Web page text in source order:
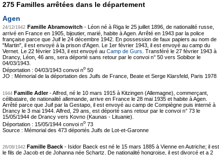
275 Familles arrêtées dans le département
Agen
24/12/1942 Famille Abramowitch - Léon né à Riga le 25 juillet 1896, de nationalité russe,
arrivé en France en 1905, bijoutier, marié, habite à Agen. Arrêté en 1943 par la police
française parce que Juif le 24 décembre 1942. En possession de faux papiers au nom de
"Martin", il est envoyé à la prison d'Agen. Le 1er février 1943, il est envoyé au camp du
Vernet. Le 22 février 1943, il est envoyé au Camp de Gurs . Transféré le 27 février 1943 à
Drancy, Léon, 46 ans, sera déporté sans retour par le convoi n° 50 vers Sobibor le
04/03/1943.
Déportation : 04/03/1943 convoi no 50
JO : Mémorial de la déportation des Juifs de France, Beate et Serge Klarsfeld, Paris 1978
1944 Famille Adler-Alfred, né le 10 mars 1915 à Kitzingen (Allemagne), commerçant,
célibataire, de nationalité allemande, arrive en France le 28 mai 1935 et habite à Agen.
Arrêté parce que Juif par la Gestapo, il est envoyé au camp de Compiègne puis interné à
Drancy le 3 mai 1944. Alfred, 29 ans, est déporté sans retour par le convoi n° 73 le
15/05/1944 de Drancy vers Kovno (Kaunas - Lituanie).
Déportation : 15/05/1944 convoi no 73
Source : Mémorial des 473 déportés Juifs de Lot-et-Garonne
26/08/1942 Famille Baeck - Isidor Baeck est né le 15 mars 1885 à Vienne en Autriche; il est
le fils de Jacob et de Johanna née Schartz. De nationalité hongroise, il est divorcé et a 2